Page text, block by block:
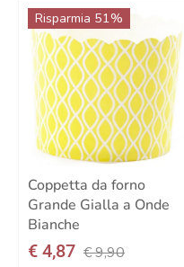
Risparmia 51%
Coppetta da forno
Grande Gialla a Onde
Bianche
€ 4,87 € 9,90